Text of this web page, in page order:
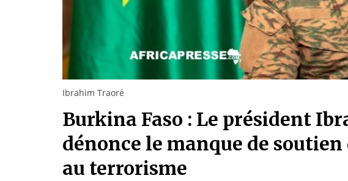
Ibrahim Traoré
Burkina Faso : Le président
dénonce le manque de soutien
au terrorisme